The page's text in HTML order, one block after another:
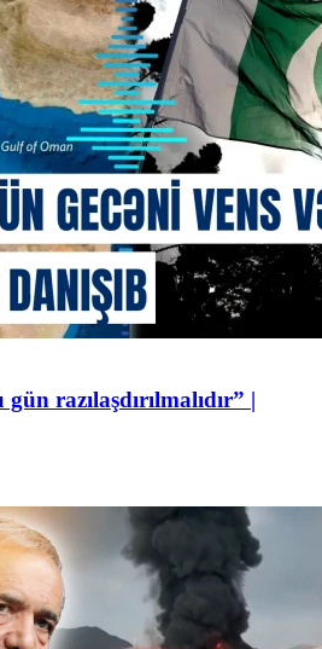
razılaşdırılmalıdır” |